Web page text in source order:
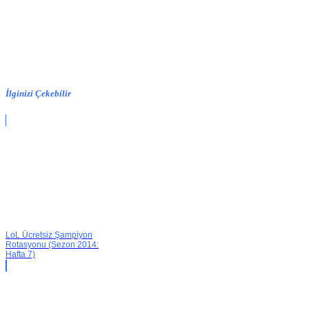
İlginizi Çekebilir
LoL Ücretsiz Şampiyon
Rotasyonu (Sezon 2014:
Hafta 7)